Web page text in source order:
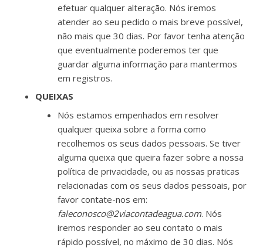
efetuar qualquer alteração. Nós iremos
atender ao seu pedido o mais breve possível,
não mais que 30 dias. Por favor tenha atenção
que eventualmente poderemos ter que
guardar alguma informação para mantermos
em registros.
QUEIXAS
Nós estamos empenhados em resolver
qualquer queixa sobre a forma como
recolhemos os seus dados pessoais. Se tiver
alguma queixa que queira fazer sobre a nossa
política de privacidade, ou as nossas praticas
relacionadas com os seus dados pessoais, por
favor contate-nos em:
faleconosco@2viacontadeagua.com. Nós
iremos responder ao seu contato o mais
rápido possível, no máximo de 30 dias. Nós